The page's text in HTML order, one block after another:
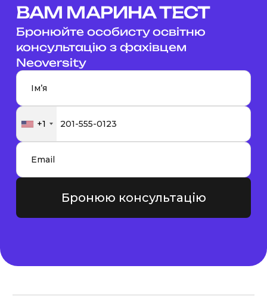
ВАМ МАРИНА ТЕСТ
Бронюйте особисту освітню
консультацію з фахівцем
Neoversity
+1
Бронюю консультацію